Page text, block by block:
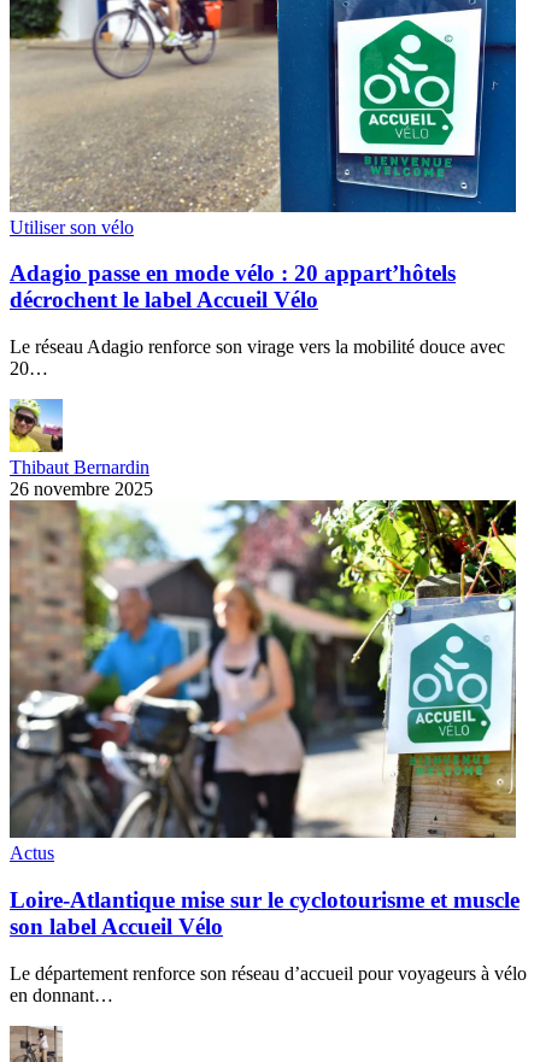
Utiliser son vélo
Adagio passe en mode vélo : 20 appart’hôtels
décrochent le label Accueil Vélo
Le réseau Adagio renforce son virage vers la mobilité douce avec
20…
Thibaut Bernardin
26 novembre 2025
Actus
Loire-Atlantique mise sur le cyclotourisme et muscle
son label Accueil Vélo
Le département renforce son réseau d’accueil pour voyageurs à vélo
en donnant…